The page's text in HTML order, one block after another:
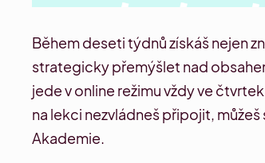
Během deseti týdnů získáš nejen
strategicky přemýšlet nad
jede v online režimu vždy ve
na lekci nezvládneš připojit,
Akademie.